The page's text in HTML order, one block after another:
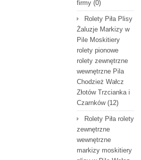
firmy (0)
Rolety Piła Plisy
Żaluzje Markizy w
Pile Moskitiery
rolety pionowe
rolety zewnętrzne
wewnętrzne Pila
Chodzież Wałcz
Złotów Trzcianka i
Czarnków(12)
Rolety Piła rolety
zewnętrzne
wewnętrzne
markizy moskitiery